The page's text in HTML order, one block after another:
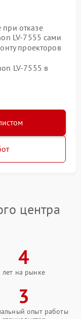
при отказе
LV-7555 сами
проекторов
LV-7555 в
центра
4
лет на рынке
3
опыт работы